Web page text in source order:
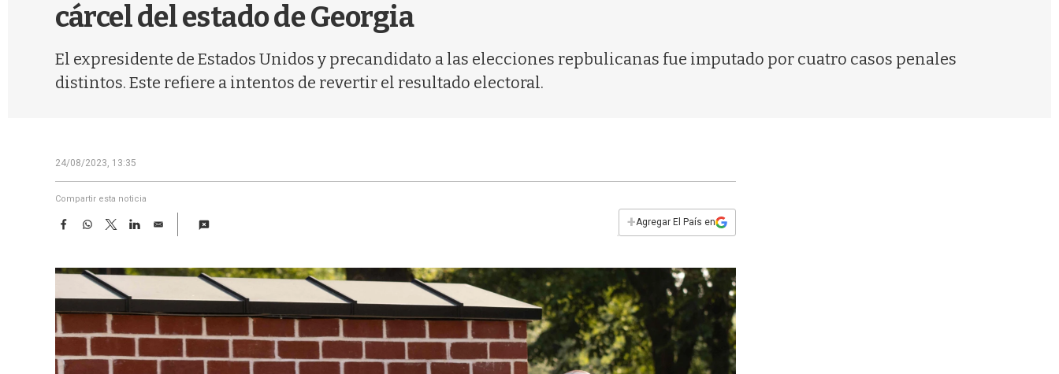
cárcel del estado de Georgia
El expresidente de Estados Unidos y precandidato a las elecciones repbulicanas fue imputado por cuatro casos penales
distintos. Este refiere a intentos de revertir el resultado electoral.
24/08/2023, 13:35
Compartir esta noticia
F
e
o
o
k
W
t
s
A
p
p
T
w
t
t
e
r
L
k
d
I
n
E
i
+Agregar El País en